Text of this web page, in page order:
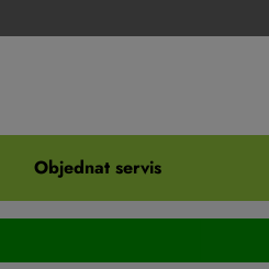
Objednat servis